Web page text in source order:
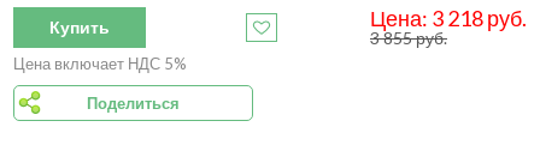
Купить Цена: 3 218руб.
3 855руб.
Цена включает НДС 5%
Поделиться